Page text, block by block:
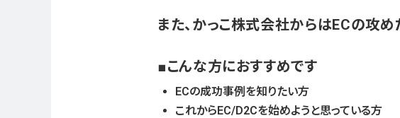
また、かっこ株式会社からはECの攻め
こんな方におすすめです
ECの成功事例を知りたい方
これからEC/D2Cを始めようと思っている方